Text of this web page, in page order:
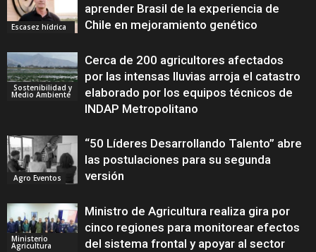
Escasez hídrica
aprender Brasil de la experiencia de
Chile en mejoramiento genético
Sostenibilidad y
Medio Ambiente
Cerca de 200 agricultores afectados
por las intensas lluvias arroja el catastro
elaborado por los equipos técnicos de
INDAP Metropolitano
Agro Eventos
“50 Líderes Desarrollando Talento” abre
las postulaciones para su segunda
versión
Ministerio
Agricultura
Ministro de Agricultura realiza gira por
cinco regiones para monitorear efectos
del sistema frontal y apoyar al sector